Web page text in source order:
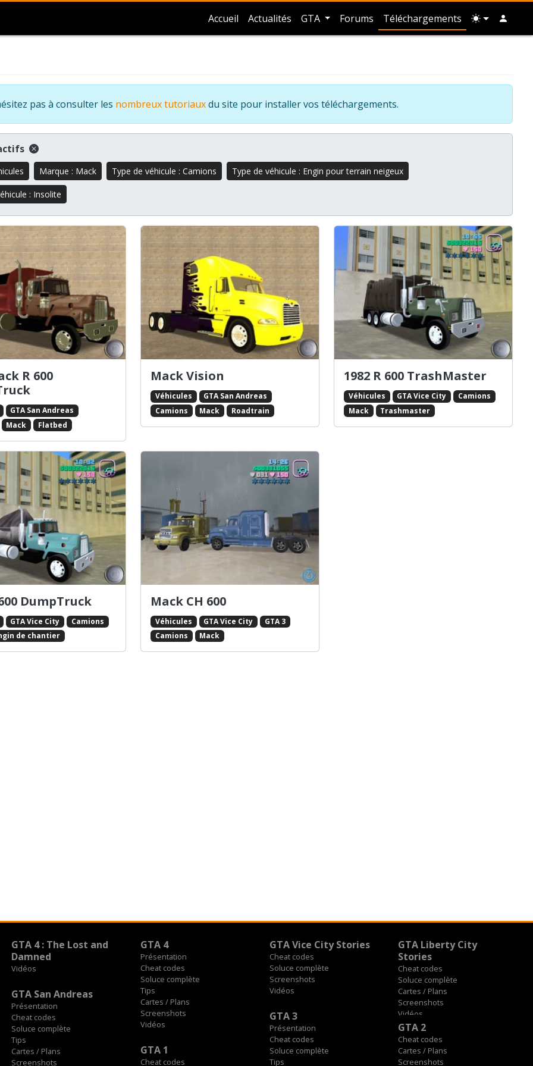
Accueil Actualités GTA Forums Téléchargements
pas à consulter les nombreux tutoriauxdu site pour installer vos téléchargements.
Marque : Mack Type de véhicule : Camions Type de véhicule : Engin pour terrain neigeux
: Insolite
R 600
GTA San Andreas
Mack Flatbed
Mack Vision
Véhicules
GTA San Andreas
Camions
Mack Roadtrain
1982 R 600 TrashMaster
Véhicules GTA Vice City
Camions
Mack
Trashmaster
DumpTruck
GTA Vice City
Camions
de chantier
Mack CH 600
Véhicules GTA Vice City
GTA 3
Camions
Mack
GTA 4 : The Lost and
Damned
Vidéos
GTA 4
Présentation
Cheat codes
Soluce complète
Tips
Cartes / Plans
Screenshots
Vidéos
GTA Vice City Stories
Cheat codes
Soluce complète
Screenshots
Vidéos
GTA Liberty City
Stories
Cheat codes
Soluce complète
Cartes / Plans
Screenshots
Vidéos
GTA San Andreas
Présentation
Cheat codes
Soluce complète
Tips
Cartes / Plans
Screenshots
GTA 3
Présentation
Cheat codes
Soluce complète
Tips
GTA 2
Cheat codes
Cartes / Plans
Screenshots
GTA 1
Cheat codes